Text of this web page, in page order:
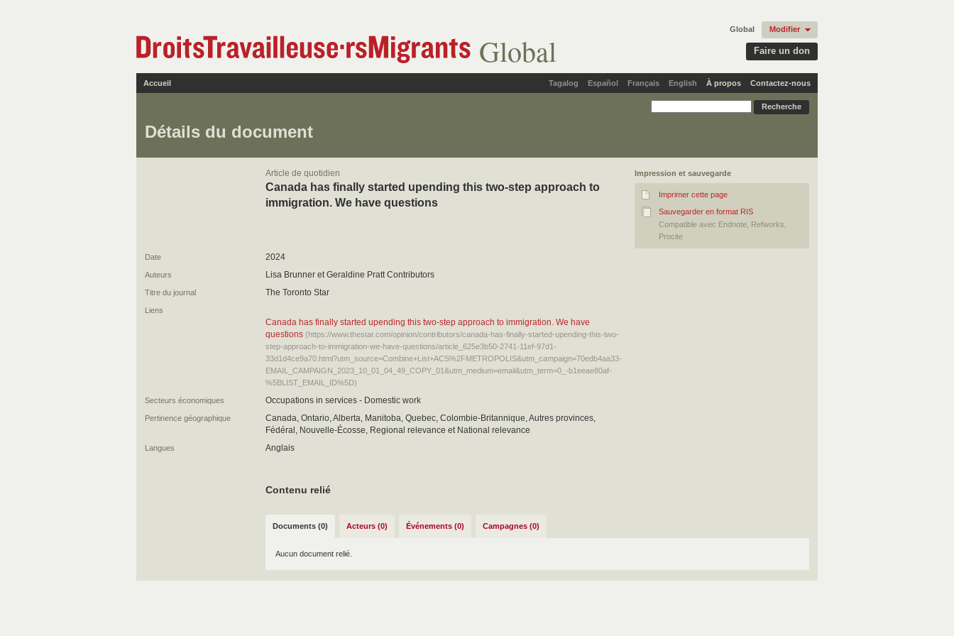
Global Faire un don
Global Modifier
Tagalog Español Français English
Accueil À propos Contactez-nous
Détails du document
Impression et sauvegarde
Imprimer cette page
Sauvegarder en format RIS
Compatible avec Endnote, Refworks,
Procite
Article de quotidien
Canada has finally started upending this two-step approach to
immigration. We have questions
Date 2024
Auteurs Lisa Brunner et Geraldine Pratt Contributors
Titre du journal The Toronto Star
Liens
Canada has finally started upending this two-step approach to immigration. We have
questions (https://www.thestar.com/opinion/contributors/canada-has-finally-started-upending-this-two-
step-approach-to-immigration-we-have-questions/article_625e3b50-2741-11ef-97d1-
33d1d4ce9a70.html?utm_source=Combine+List+ACS%2FMETROPOLIS&utm_campaign=70edb4aa33-
EMAIL_CAMPAIGN_2023_10_01_04_49_COPY_01&utm_medium=email&utm_term=0_-b1eeae80af-
%5BLIST_EMAIL_ID%5D)
Secteurs économiques Occupations in services - Domestic work
Pertinence géographique
Canada, Ontario, Alberta, Manitoba, Quebec, Colombie-Britannique, Autres provinces,
Fédéral, Nouvelle-Écosse, Regional relevance et National relevance
Langues Anglais
Contenu relié
Documents (0) Acteurs (0) Événements (0) Campagnes (0)
Aucun document relié.